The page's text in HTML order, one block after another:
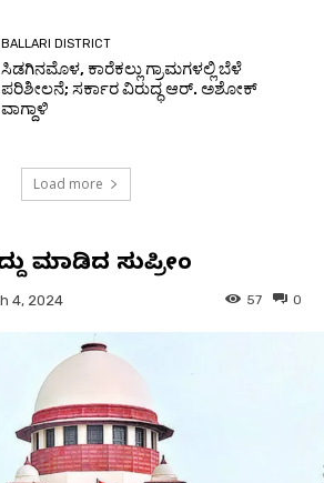
BALLARI DISTRICT
ಸಿಡಗಿನಮೊಳ, ಕಾರೆಕಲ್ಲು ಗ್ರಾಮಗಳಲ್ಲಿ ಬೆಳೆ
ಪರಿಶೀಲನೆ; ಸರ್ಕಾರ ವಿರುದ್ಧ ಆರ್. ಅಶೋಕ್
ವಾಗ್ದಾಳಿ
Load more